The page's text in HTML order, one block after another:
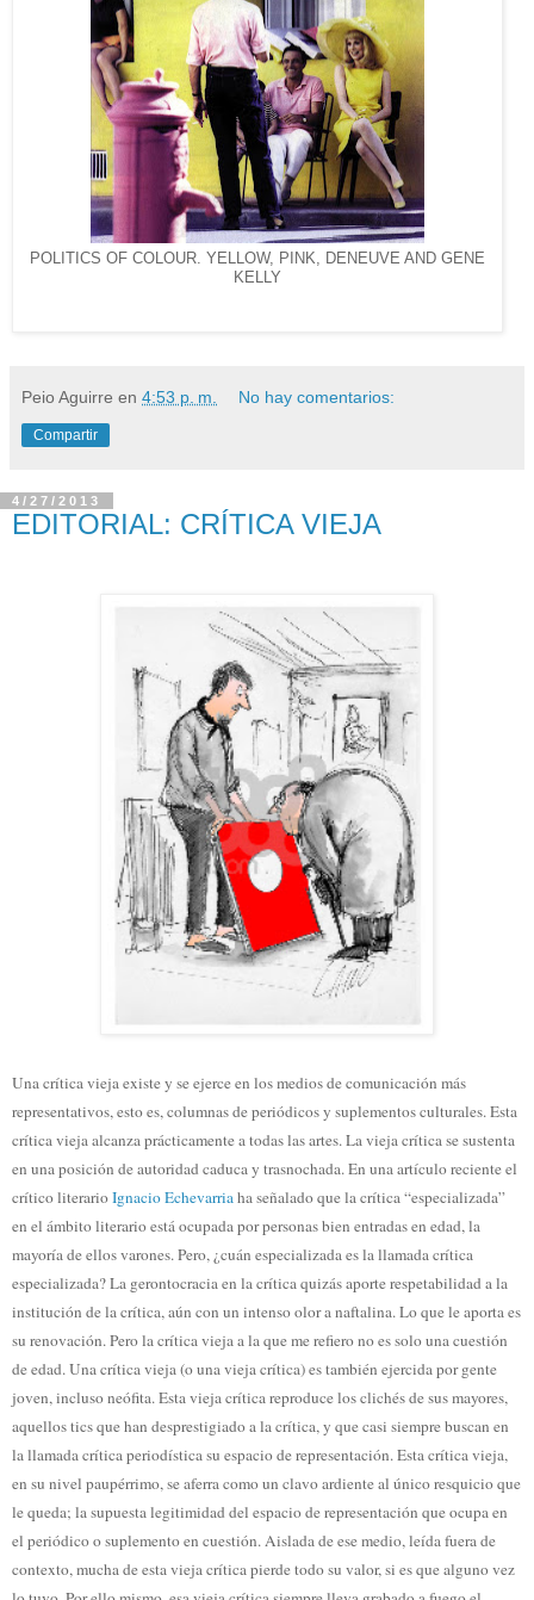
POLITICS OF COLOUR. YELLOW, PINK, DENEUVE AND GENE
KELLY
Peio Aguirre en 4:53 p. m. No hay comentarios:
Compartir
4/27/2013
EDITORIAL: CRÍTICA VIEJA
Una crítica vieja existe y se ejerce en los medios de comunicación más
representativos, esto es, columnas de periódicos y suplementos culturales. Esta
crítica vieja alcanza prácticamente a todas las artes. La vieja crítica se sustenta
en una posición de autoridad caduca y trasnochada. En una artículo reciente el
crítico literarioIgnacio Echevarriaha señalado que la crítica “especializada”
en el ámbito literario está ocupada por personas bien entradas en edad, la
mayoría de ellos varones. Pero, ¿cuán especializada es la llamada crítica
especializada? La gerontocracia en la crítica quizás aporte respetabilidad a la
institución de la crítica, aún con un intenso olor a naftalina. Lo que le aporta es
su renovación. Pero la crítica vieja a la que me refiero no es solo una cuestión
de edad. Una crítica vieja (o una vieja crítica) es también ejercida por gente
joven, incluso neófita. Esta vieja crítica reproduce los clichés de sus mayores,
aquellos tics que han desprestigiado a la crítica, y que casi siempre buscan en
la llamada crítica periodística su espacio de representación. Esta crítica vieja,
en su nivel paupérrimo, se aferra como un clavo ardiente al único resquicio que
le queda; la supuesta legitimidad del espacio de representación que ocupa en
el periódico o suplemento en cuestión. Aislada de ese medio, leída fuera de
contexto, mucha de esta vieja crítica pierde todo su valor, si es que alguno vez